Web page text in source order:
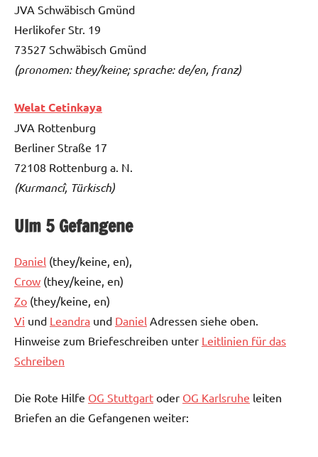
JVA Schwäbisch Gmünd
Herlikofer Str. 19
73527 Schwäbisch Gmünd
(pronomen: they/keine; sprache: de/en, franz)
Welat Cetinkaya
JVA Rottenburg
Berliner Straße 17
72108 Rottenburg a. N.
(Kurmancî, Türkisch)
Ulm 5 Gefangene
Daniel (they/keine, en),
Crow (they/keine, en)
Zo (they/keine, en)
Vi und Leandra und Daniel Adressen siehe oben.
Hinweise zum Briefeschreiben unter Leitlinien für das
Schreiben
Die Rote Hilfe OG Stuttgart oder OG Karlsruhe leiten
Briefen an die Gefangenen weiter: